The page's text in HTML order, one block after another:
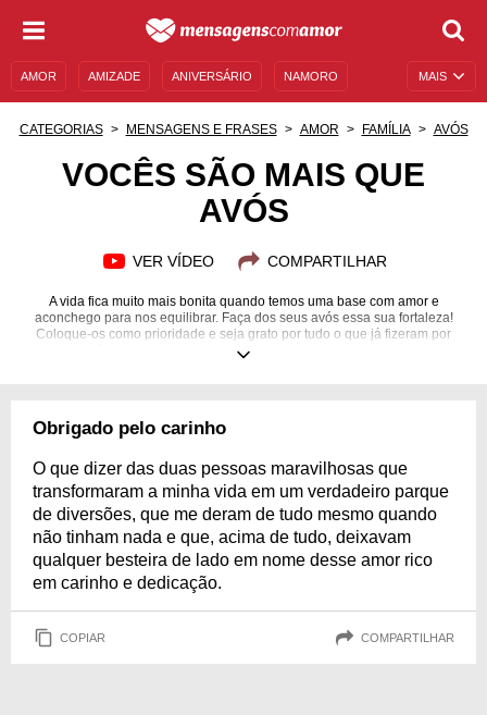
MAIS
AMOR AMIZADE ANIVERSÁRIO NAMORO
UNIVERSO FEMININO AUTOAJUDA
MENSAGENS DE ANIVERSÁRIO
CATEGORIAS MENSAGENS E FRASES AMOR FAMÍLIA AVÓS
VOCÊS SÃO MAIS QUE
AVÓS
VER VÍDEO COMPARTILHAR
A vida fica muito mais bonita quando temos uma base com amor e
aconchego para nos equilibrar. Faça dos seus avós essa sua fortaleza!
Coloque-os como prioridade e seja grato por tudo o que já fizeram por
você. Confira mensagens para se inspirar e compartilhar!
Obrigado pelo carinho
O que dizer das duas pessoas maravilhosas que
transformaram a minha vida em um verdadeiro parque
de diversões, que me deram de tudo mesmo quando
não tinham nada e que, acima de tudo, deixavam
qualquer besteira de lado em nome desse amor rico
em carinho e dedicação.
COPIAR COMPARTILHAR